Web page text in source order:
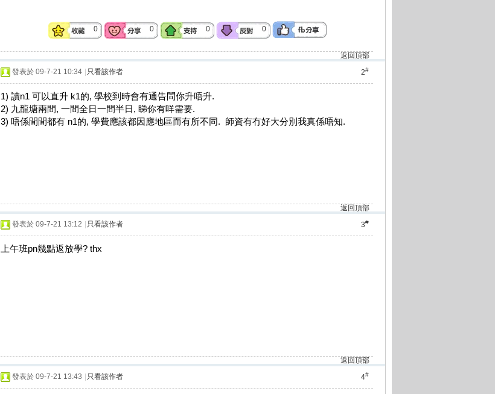
0 0 0 0
返回頂部
2#
發表於 09-7-21 10:34 只看該作者
1) 讀n1 可以直升 k1的, 學校到時會有通告問你升唔升.
2) 九龍塘兩間, 一間全日一間半日, 睇你有咩需要.
3) 唔係間間都有 n1的, 學費應該都因應地區而有所不同. 師資有冇好大分別我真係唔知.
返回頂部
3#
發表於 09-7-21 13:12 只看該作者
上午班pn幾點返放學? thx
返回頂部
4#
發表於 09-7-21 13:43 只看該作者